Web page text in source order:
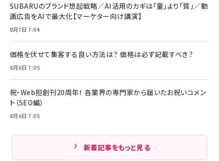
SUBARUのブランド想起戦略／AI活用のカギは「量」より「質」／動
画広告をAIで最大化【マーケター向け講演】
8月7日 7:04
価格を伏せて集客する良い方法は？ 価格は必ず記載すべき？
8月6日 7:05
祝・Web担創刊20周年！ 各業界の専門家から届いたお祝いコメン
ト（SEO編）
8月6日 7:05
新着記事をもっと見る